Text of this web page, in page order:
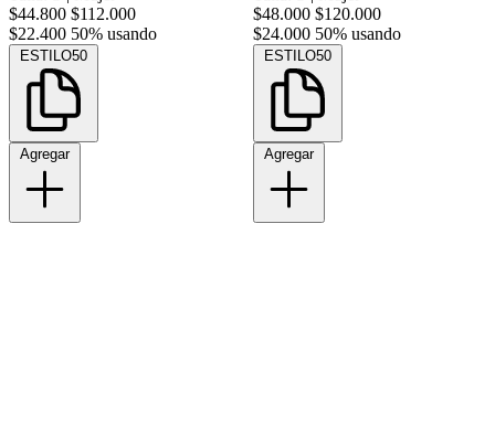
$44.800 $112.000
$22.400 50% usando
ESTILO50
Agregar
$48.000 $120.000
$24.000 50% usando
ESTILO50
Agregar